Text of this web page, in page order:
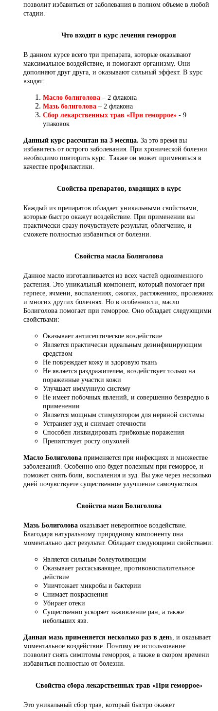
позволит избавиться от заболевания в полном объеме в любой
стадии.
Что входит в курс лечения геморроя
В данном курсе всего три препарата, которые оказывают
максимальное воздействие, и помогают организму. Они
дополняют друг друга, и оказывают сильный эффект. В курс
входят:
Масло болиголова – 2 флакона
Мазь болиголова – 2 флакона
Сбор лекарственных трав «При геморрое» - 9
упаковок
Данный курс рассчитан на 3 месяца. За это время вы
избавитесь от острого заболевания. При хронической болезни
необходимо повторить курс. Также он может применяться в
качестве профилактики.
Свойства препаратов, входящих в курс
Каждый из препаратов обладает уникальными свойствами,
которые быстро окажут воздействие. При применении вы
практически сразу почувствуете результат, облегчение, и
сможете полностью избавиться от болезни.
Свойства масла Болиголова
Данное масло изготавливается из всех частей одноименного
растения. Это уникальный компонент, который помогает при
герпесе, ячмени, воспалениях, ожогах, растяжениях, пролежнях
и многих других болезнях. Но в особенности, масло
Болиголова помогает при геморрое. Оно обладает следующими
свойствами:
Оказывает антисептическое воздействие
Является практически идеальным дезинфицирующим
средством
Не повреждает кожу и здоровую ткань
Не является раздражителем, воздействует только на
пораженные участки кожи
Улучшает иммунную систему
Не имеет побочных явлений, и совершенно безвредно в
применении
Является мощным стимулятором для нервной системы
Устраняет зуд и снимает отечности
Способен ликвидировать грибковые поражения
Препятствует росту опухолей
Масло Болиголова применяется при инфекциях и множестве
заболеваний. Особенно оно будет полезным при геморрое, и
поможет снять боли, воспаления и зуд. Вы уже через несколько
дней почувствуете существенное улучшение самочувствия.
Свойства мази Болиголова
Мазь Болиголова оказывает невероятное воздействие.
Благодаря натуральному природному компоненту она
моментально даст результат. Обладает следующими свойствами:
Является сильным болеутоляющим
Оказывает рассасывающее, противовоспалительное
действие
Уничтожает микробы и бактерии
Снимает покраснения
Убирает отеки
Существенно ускоряет заживление ран, а также
небольших язв.
Данная мазь применяется несколько раз в день, и оказывает
моментальное воздействие. Поэтому ее использование
позволит снять симптомы геморроя, а также в скором времени
избавиться полностью от болезни.
Свойства сбора лекарственных трав «При геморрое»
Это уникальный сбор трав, который быстро окажет